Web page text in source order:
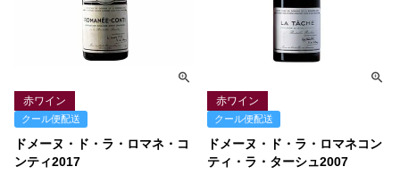
ドメーヌ・ド・ラ・ロマネ・コ
ンティ2017
赤ワイン
クール便配送
ドメーヌ・ド・ラ・ロマネコン
ティ・ラ・ターシュ2007
赤ワイン
クール便配送